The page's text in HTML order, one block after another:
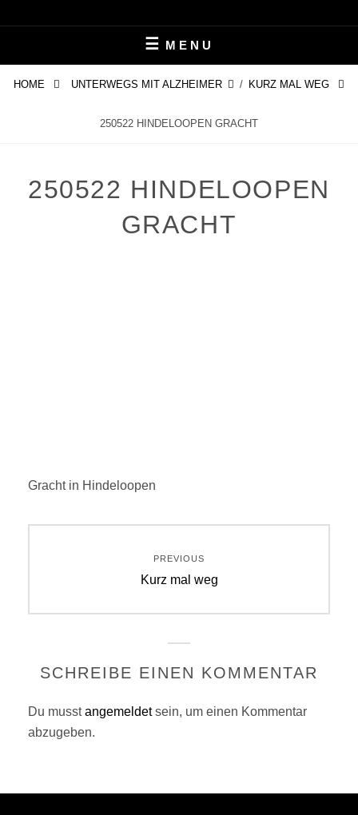
to
PERIFAIR
MENU
HOME UNTERWEGS MIT ALZHEIMER / KURZ MAL WEG
250522 HINDELOOPEN GRACHT
250522 HINDELOOPEN
GRACHT
Gracht in Hindeloopen
PREVIOUS
Previous
Kurz mal weg
SCHREIBE EINEN KOMMENTAR
Du musstangemeldetsein, um einen Kommentar
abzugeben.